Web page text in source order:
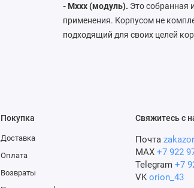
- Mxxx (модуль). Это собранная
применения. Корпусом не
подходящий для своих целей
Покупка
Доставка
Оплата
Возвраты
Свяжитесь с
Почта
MAX +7 922
Telegram +7
VK orion_43